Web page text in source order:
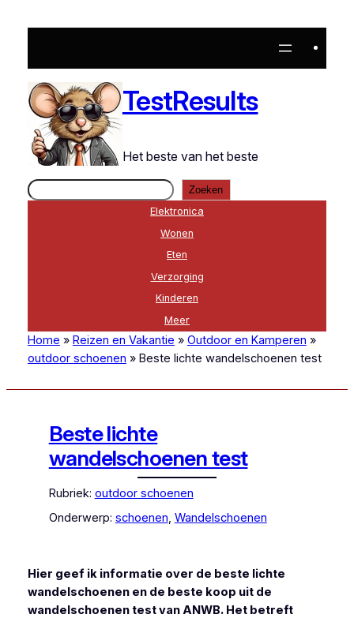
naar
inhoud
TestResults
Het beste van het beste
Zoeken
Zoeken
Elektronica
Wonen
Eten
Verzorging
Kinderen
Meer
Home » Reizen en Vakantie » Outdoor en Kamperen »
outdoor schoenen »Beste lichte wandelschoenen test
Beste lichte
wandelschoenen test
Rubriek: outdoor schoenen
Onderwerp: schoenen, Wandelschoenen
Hier geef ik informatie over de beste lichte
wandelschoenen en de beste koop uit de
wandelschoenen test van ANWB. Het betreft